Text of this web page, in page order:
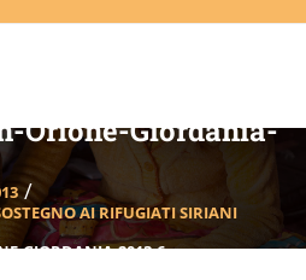
Orione-Giordania-
AI RIFUGIATI SIRIANI
GIORDANIA-2013-6